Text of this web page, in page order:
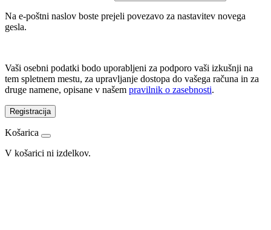
Na e-poštni naslov boste prejeli povezavo za nastavitev novega
gesla.
Vaši osebni podatki bodo uporabljeni za podporo vaši izkušnji na
tem spletnem mestu, za upravljanje dostopa do vašega računa in za
druge namene, opisane v našem pravilnik o zasebnosti.
Registracija
Košarica
V košarici ni izdelkov.